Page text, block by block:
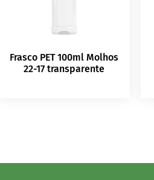
Frasco PET 100ml Molhos
22-17 transparente